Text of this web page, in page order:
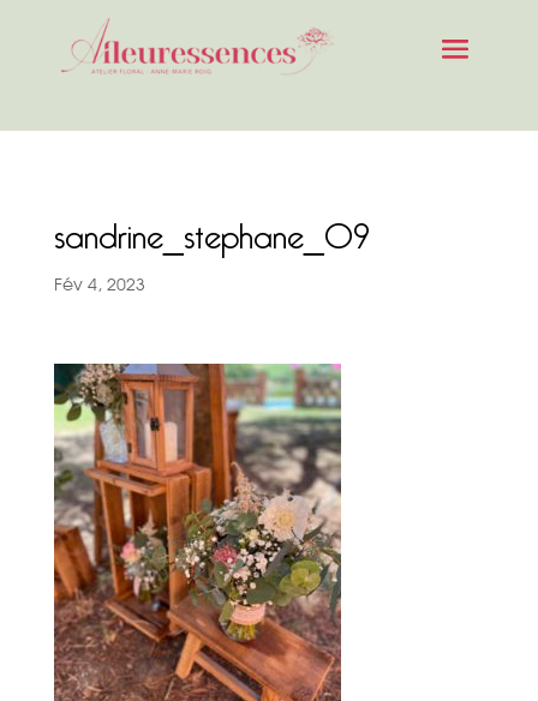
sandrine_stephane_09
Fév 4, 2023